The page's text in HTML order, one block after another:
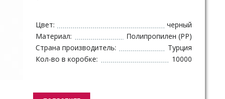
Цвет:
черный
Материал:
Полипропилен (PP)
Страна производитель:
Турция
Кол-во в коробке:
10000